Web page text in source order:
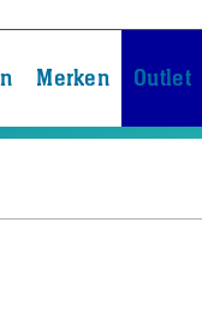
Merken Outlet